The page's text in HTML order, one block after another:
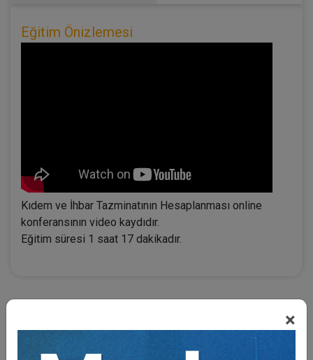
×
Eğitim Önizlemesi
Kıdem ve İhbar Tazminatının Hesaplanması online
konferansının video kaydıdır.
Eğitim süresi 1 saat 17 dakikadır.